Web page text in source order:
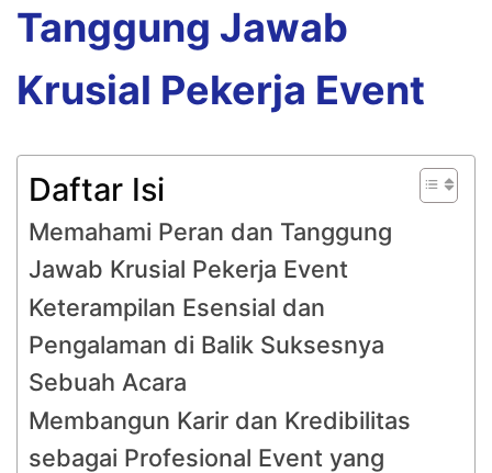
Tanggung Jawab
Krusial Pekerja Event
Daftar Isi
Memahami Peran dan Tanggung
Jawab Krusial Pekerja Event
Keterampilan Esensial dan
Pengalaman di Balik Suksesnya
Sebuah Acara
Membangun Karir dan Kredibilitas
sebagai Profesional Event yang